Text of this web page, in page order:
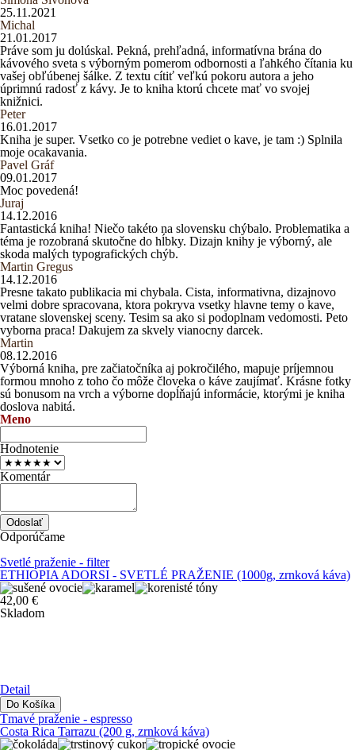
25.11.2021
Michal
21.01.2017
Práve som ju dolúskal. Pekná, prehľadná, informatívna brána do
kávového sveta s výborným pomerom odbornosti a ľahkého čítania ku
vašej obľúbenej šálke. Z textu cítiť veľkú pokoru autora a jeho
úprimnú radosť z kávy. Je to kniha ktorú chcete mať vo svojej
knižnici.
Peter
16.01.2017
Kniha je super. Vsetko co je potrebne vediet o kave, je tam :) Splnila
moje ocakavania.
Pavel Gráf
09.01.2017
Moc povedená!
Juraj
14.12.2016
Fantastická kniha! Niečo takéto na slovensku chýbalo. Problematika a
téma je rozobraná skutočne do hĺbky. Dizajn knihy je výborný, ale
skoda malých typografických chýb.
Martin Gregus
14.12.2016
Presne takato publikacia mi chybala. Cista, informativna, dizajnovo
velmi dobre spracovana, ktora pokryva vsetky hlavne temy o kave,
vratane slovenskej sceny. Tesim sa ako si podoplnam vedomosti. Peto
vyborna praca! Dakujem za skvely vianocny darcek.
Martin
08.12.2016
Výborná kniha, pre začiatočníka aj pokročilého, mapuje príjemnou
formou mnoho z toho čo môže človeka o káve zaujímať. Krásne fotky
sú bonusom na vrch a výborne dopĺňajú informácie, ktorými je kniha
doslova nabitá.
Meno
Hodnotenie
Komentár
Odporúčame
Svetlé praženie - filter
ETHIOPIA ADORSI - SVETLÉ PRAŽENIE (1000g, zrnková káva)
42,00 €
Skladom
Detail
Tmavé praženie - espresso
Costa Rica Tarrazu (200 g, zrnková káva)